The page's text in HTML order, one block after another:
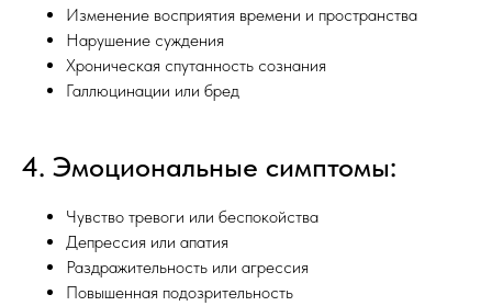
Изменение восприятия времени и пространства
Нарушение суждения
Хроническая спутанность сознания
Галлюцинации или бред
4. Эмоциональные симптомы:
Чувство тревоги или беспокойства
Депрессия или апатия
Раздражительность или агрессия
Повышенная подозрительность